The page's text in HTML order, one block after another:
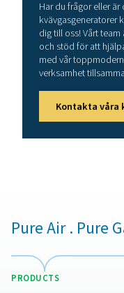
fotavtrycket
rörledningar
idealiska för